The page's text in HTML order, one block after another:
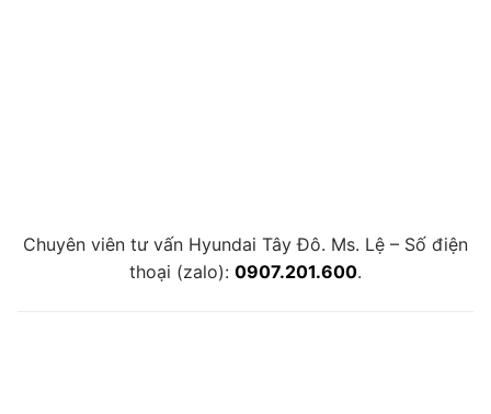
Chuyên viên tư vấn Hyundai Tây Đô. Ms. Lệ – Số điện
thoại (zalo): 0907.201.600.